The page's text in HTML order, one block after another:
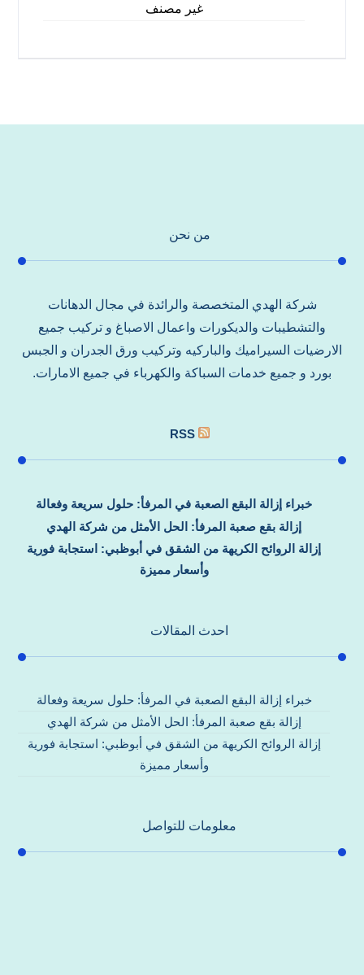
غير مصنف
من نحن
شركة الهدي المتخصصة والرائدة في مجال الدهانات
والتشطيبات والديكورات واعمال الاصباغ و تركيب جميع
الارضيات السيراميك والباركيه وتركيب ورق الجدران و الجبس
بورد و جميع خدمات السباكة والكهرباء في جميع الامارات.
RSS
خبراء إزالة البقع الصعبة في المرفأ: حلول سريعة وفعالة
إزالة بقع صعبة المرفأ: الحل الأمثل من شركة الهدي
إزالة الروائح الكريهة من الشقق في أبوظبي: استجابة فورية
وأسعار مميزة
احدث المقالات
خبراء إزالة البقع الصعبة في المرفأ: حلول سريعة وفعالة
إزالة بقع صعبة المرفأ: الحل الأمثل من شركة الهدي
إزالة الروائح الكريهة من الشقق في أبوظبي: استجابة فورية
وأسعار مميزة
معلومات للتواصل